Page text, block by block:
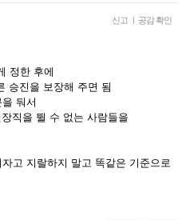
신고 | 공감 확인
정한 후에
승진을 보장해 주면 됨
둬서
직을 뛸 수 없는 사람들을
고 지랄하지 말고 똑같은 기준으로